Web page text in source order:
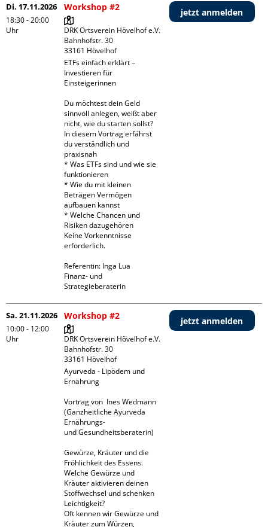
Di. 17.11.2026
18:30 - 20:00
Uhr
Workshop #2
DRK Ortsverein Hövelhof e.V.
Bahnhofstr. 30
33161 Hövelhof
ETFs einfach erklärt –
Investieren für
Einsteigerinnen
Du möchtest dein Geld
sinnvoll anlegen, weißt aber
nicht, wie du starten sollst?
In diesem Vortrag erfährst
du verständlich und
praxisnah
* Was ETFs sind und wie sie
funktionieren
* Wie du mit kleinen
Beträgen Vermögen
aufbauen kannst
* Welche Chancen und
Risiken dazugehören
Keine Vorkenntnisse
erforderlich.
Referentin: Inga Lua
Finanz- und
Strategieberaterin
jetzt anmelden
Sa. 21.11.2026
10:00 - 12:00
Uhr
Workshop #2
DRK Ortsverein Hövelhof e.V.
Bahnhofstr. 30
33161 Hövelhof
Ayurveda - Lipödem und
Ernährung
Vortrag von  Ines Wedmann
(Ganzheitliche Ayurveda
Ernährungs-
und Gesundheitsberaterin)
Gewürze, Kräuter und die
Fröhlichkeit des Essens.
Welche Gewürze und
Kräuter aktivieren deinen
Stoffwechsel und schenken
Leichtigkeit?
Oft kennen wir Gewürze und
Kräuter zum Würzen,
jetzt anmelden